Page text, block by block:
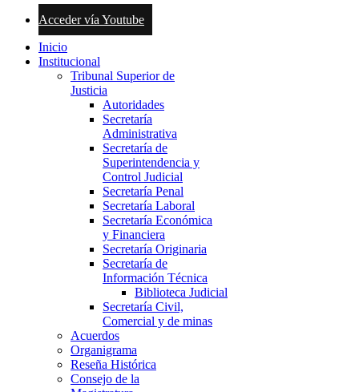
Acceder vía Youtube
Inicio
Institucional
Tribunal Superior de
Justicia
Autoridades
Secretaría
Administrativa
Secretaría de
Superintendencia y
Control Judicial
Secretaría Penal
Secretaría Laboral
Secretaría Económica
y Financiera
Secretaría Originaria
Secretaría de
Información Técnica
Biblioteca Judicial
Secretaría Civil,
Comercial y de minas
Acuerdos
Organigrama
Reseña Histórica
Consejo de la